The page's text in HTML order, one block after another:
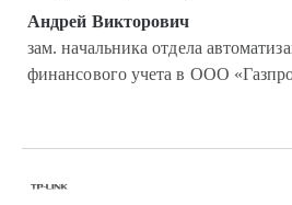
Андрей Викторович
зам. начальника отдела
финансового учета в ООО